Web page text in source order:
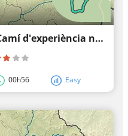
Ronda de senderisme 7: Camí d'experiència natural Kobelberg
00h56 Easy